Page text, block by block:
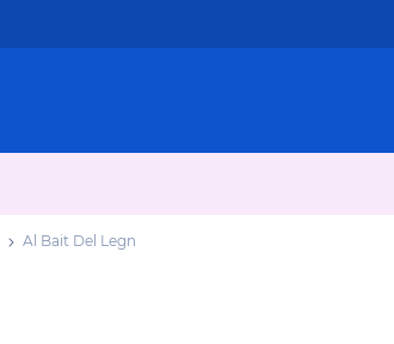
Al Bait Del Legn